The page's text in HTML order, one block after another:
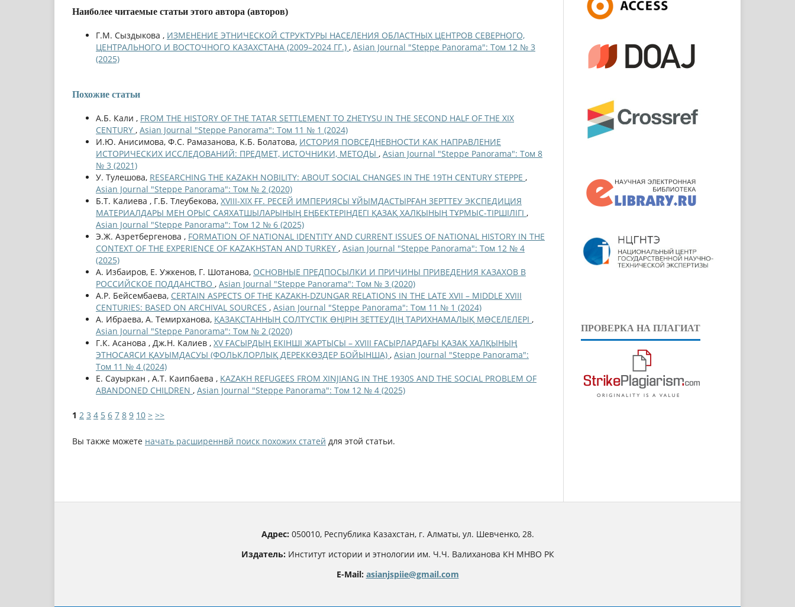
Наиболее читаемые статьи этого автора (авторов)
Г.М. Сыздыкова , ИЗМЕНЕНИЕ ЭТНИЧЕСКОЙ СТРУКТУРЫ НАСЕЛЕНИЯ ОБЛАСТНЫХ ЦЕНТРОВ СЕВЕРНОГО,
ЦЕНТРАЛЬНОГО И ВОСТОЧНОГО КАЗАХСТАНА (2009–2024 ГГ.) , Asian Journal "Steppe Panorama": Том 12 № 3
(2025)
Похожие статьи
А.Б. Кали , FROM THE HISTORY OF THE TATAR SETTLEMENT TO ZHETYSU IN THE SECOND HALF OF THE XIX
CENTURY , Asian Journal "Steppe Panorama": Том 11 № 1 (2024)
И.Ю. Анисимова, Ф.С. Рамазанова, К.Б. Болатова, ИСТОРИЯ ПОВСЕДНЕВНОСТИ КАК НАПРАВЛЕНИЕ
ИСТОРИЧЕСКИХ ИССЛЕДОВАНИЙ: ПРЕДМЕТ, ИСТОЧНИКИ, МЕТОДЫ , Asian Journal "Steppe Panorama": Том 8
№ 3 (2021)
У. Тулешова, RESEARCHING THE KAZAKH NOBILITY: ABOUT SOCIAL CHANGES IN THE 19TH CENTURY STEPPE ,
Asian Journal "Steppe Panorama": Том № 2 (2020)
Б.Т. Калиева , Г.Б. Тлеубекова, ХVІІІ-ХІХ ҒҒ. РЕСЕЙ ИМПЕРИЯСЫ ҰЙЫМДАСТЫРҒАН ЗЕРТТЕУ ЭКСПЕДИЦИЯ
МАТЕРИАЛДАРЫ МЕН ОРЫС САЯХАТШЫЛАРЫНЫҢ ЕҢБЕКТЕРІНДЕГІ ҚАЗАҚ ХАЛҚЫНЫҢ ТҰРМЫС-ТІРШІЛІГІ ,
Asian Journal "Steppe Panorama": Том 12 № 6 (2025)
Э.Ж. Азретбергенова , FORMATION OF NATIONAL IDENTITY AND CURRENT ISSUES OF NATIONAL HISTORY IN THE
CONTEXT OF THE EXPERIENCE OF KAZAKHSTAN AND TURKEY , Asian Journal "Steppe Panorama": Том 12 № 4
(2025)
А. Избаиров, Е. Ужкенов, Г. Шотанова, ОСНОВНЫЕ ПРЕДПОСЫЛКИ И ПРИЧИНЫ ПРИВЕДЕНИЯ КАЗАХОВ В
РОССИЙСКОЕ ПОДДАНСТВО , Asian Journal "Steppe Panorama": Том № 3 (2020)
А.Р. Бейсембаева, CERTAIN ASPECTS OF THE KAZAKH-DZUNGAR RELATIONS IN THE LATE XVII – MIDDLE XVIII
CENTURIES: BASED ON ARCHIVAL SOURCES , Asian Journal "Steppe Panorama": Том 11 № 1 (2024)
А. Ибраева, А. Темирханова, ҚАЗАҚСТАННЫҢ СОЛТҮСТІК ӨҢІРІН ЗЕТТЕУДІҢ ТАРИХНАМАЛЫҚ МƏСЕЛЕЛЕРІ ,
Asian Journal "Steppe Panorama": Том № 2 (2020)
Г.К. Асанова , Дж.Н. Калиев , XV ҒАСЫРДЫҢ ЕКІНШІ ЖАРТЫСЫ – XVIII ҒАСЫРЛАРДАҒЫ ҚАЗАҚ ХАЛҚЫНЫҢ
ЭТНОСАЯСИ ҚАУЫМДАСУЫ (ФОЛЬКЛОРЛЫҚ ДЕРЕККӨЗДЕР БОЙЫНША) , Asian Journal "Steppe Panorama":
Том 11 № 4 (2024)
Е. Сауыркан , А.Т. Каипбаева , KAZAKH REFUGEES FROM XINJIANG IN THE 1930S AND THE SOCIAL PROBLEM OF
ABANDONED CHILDREN , Asian Journal "Steppe Panorama": Том 12 № 4 (2025)
1 2 3 4 5 6 7 8 9 10 > >>
Вы также можете начать расширеннвй поиск похожих статей для этой статьи.
ПРОВЕРКА НА ПЛАГИАТ
Адрес:050010, Республика Казахстан, г. Алматы, ул. Шевченко, 28.
Издатель: Институт истории и этнологии им. Ч.Ч. Валиханова КН МНВО РК
E-Mail: asianjspiie@gmail.com